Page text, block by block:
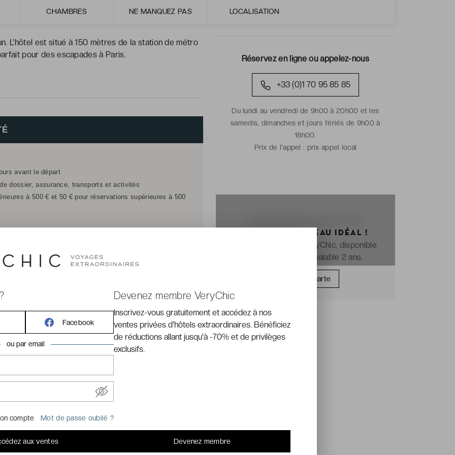
CHAMBRES NE MANQUEZ PAS LOCALISATION
buffet, ils permettent de commencer la journée
L’hôtel est situé à 150 mètres de la station de métro
pour des escapades à Paris.
Paris dans une
arrondissement.
où trois places emblématiques – la place de la
Ici, l'atmosphère est conviviale et festive,
heure et les rues baignées de soleil deviennent
avant le départ
dossier, assurance, transports et activités
à 500 € et 50 € pour réservations supérieures à 500
Réservez en ligne ou appelez-nous
+33 (0)1 70 95 85 85
Du lundi au vendredi de 9h00 à 20h00 et les
samedis, dimanches et jours fériés de 9h00 à
18h00.
Prix de l'appel : prix appel local
OFFREZ LE CADEAU IDÉAL !
La e-carte cadeau VeryChic, disponible
immédiatement et valable 2 ans.
Offrir une carte
Facebook
ou par email
compte Mot de passe oublié ?
aux ventes
Devenez membre VeryChic
Inscrivez-vous gratuitement et accédez à nos
ventes privées d'hôtels extraordinaires. Bénéficiez
de réductions allant jusqu'à -70% et de privilèges
exclusifs.
Devenez membre